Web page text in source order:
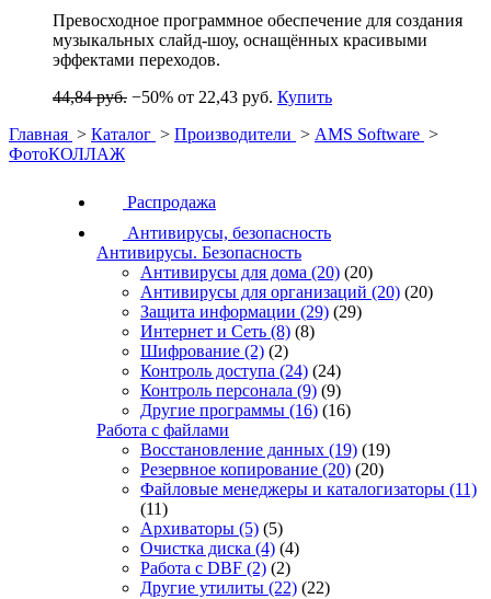
Превосходное программное обеспечение для создания
музыкальных слайд-шоу, оснащённых красивыми
эффектами переходов.
44,84 руб. −50% от 22,43 руб. Купить
Главная > Каталог > Производители > AMS Software >
ФотоКОЛЛАЖ
Распродажа
Антивирусы, безопасность
Антивирусы. Безопасность
Антивирусы для дома (20) (20)
Антивирусы для организаций (20) (20)
Защита информации (29) (29)
Интернет и Сеть (8) (8)
Шифрование (2) (2)
Контроль доступа (24) (24)
Контроль персонала (9) (9)
Другие программы (16) (16)
Работа с файлами
Восстановление данных (19) (19)
Резервное копирование (20) (20)
Файловые менеджеры и каталогизаторы (11)
(11)
Архиваторы (5) (5)
Очистка диска (4) (4)
Работа с DBF (2) (2)
Другие утилиты (22) (22)